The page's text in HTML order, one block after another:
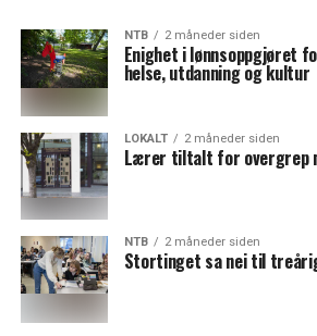
NTB 2 måneder siden
Enighet i lønnsoppgjøret
helse, utdanning og kultur
LOKALT 2 måneder siden
Lærer tiltalt for overgrep
NTB 2 måneder siden
Stortinget sa nei til